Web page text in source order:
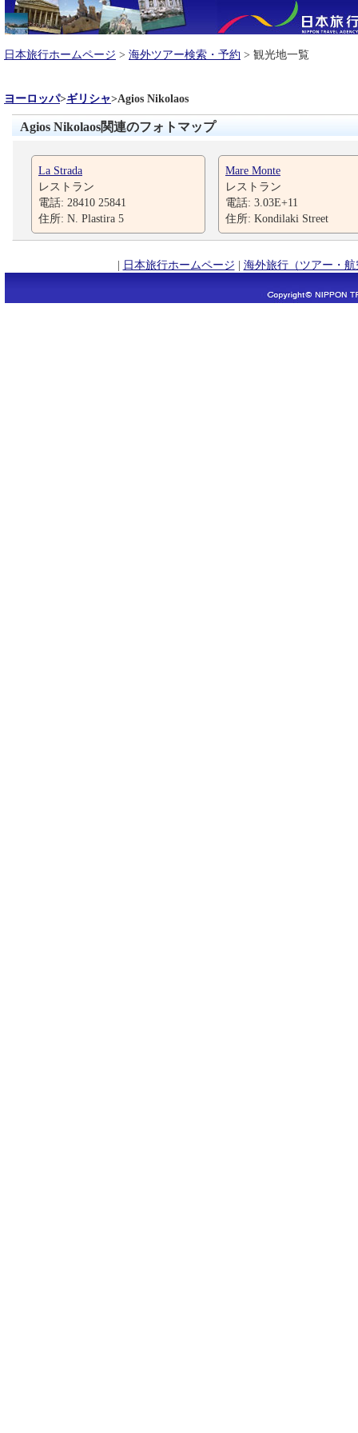
日本旅行ホームページ > 海外ツアー検索・予約 > 観光地一覧
ヨーロッパ>ギリシャ>Agios Nikolaos
Agios Nikolaos関連のフォトマップ
La Strada
レストラン
電話: 28410 25841
住所: N. Plastira 5
Mare Monte
レストラン
電話: 3.03E+11
住所: Kondilaki Street
| 日本旅行ホームページ | 海外旅行（ツアー・航